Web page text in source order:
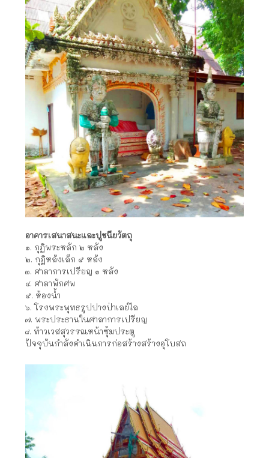
อาคารเสนาสนะและปูชนียวัตถุ
๑. กุฏิพระหลัก ๒ หลัง
๒. กุฏิหลังเล็ก ๕ หลัง
๓. ศาลาการเปรียญ ๑ หลัง
๔. ศาลาพักศพ
๕. ห้องน้ำ
๖. โรงพระพุทธรูปปางป่าเลย์ไล
๗. พระประธานในศาลาการเปรียญ
๘. ท้าวเวสสุวรรณหน้าซุ้มประตู
ปัจจุบันกำลังดำเนินการก่อสร้างสร้างอุโบสถ